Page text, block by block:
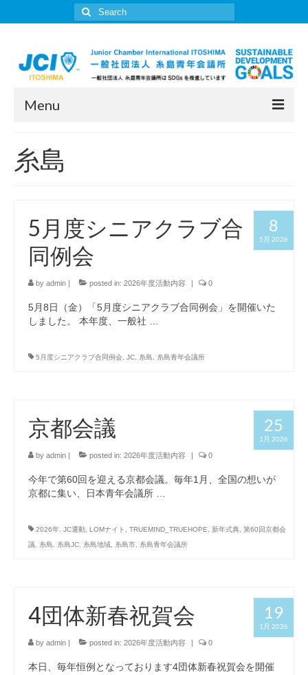
Search
for:
Menu
所信表明
活動報告
入会案内
JCI糸島年表
糸島
8
5月 2026
5月度シニアクラブ合
同例会
by admin | posted in: 2026年度活動内容 | 0
5月8日（金）「5月度シニアクラブ合同例会」を開催いた
しました。 本年度、一般社 …
5月度シニアクラブ合同例会 JC 糸島 糸島青年会議所
25
1月 2026
京都会議
by admin | posted in: 2026年度活動内容 | 0
今年で第60回を迎える京都会議。毎年1月、全国の想いが
京都に集い、日本青年会議所 …
2026年 JC運動 LOMナイト TRUEMIND_TRUEHOPE 新年式典 第60回京都会
議
糸島 糸島JC 糸島地域 糸島市 糸島青年会議所
19
1月 2026
4団体新春祝賀会
by admin | posted in: 2026年度活動内容 | 0
本日、毎年恒例となっております4団体新春祝賀会を開催